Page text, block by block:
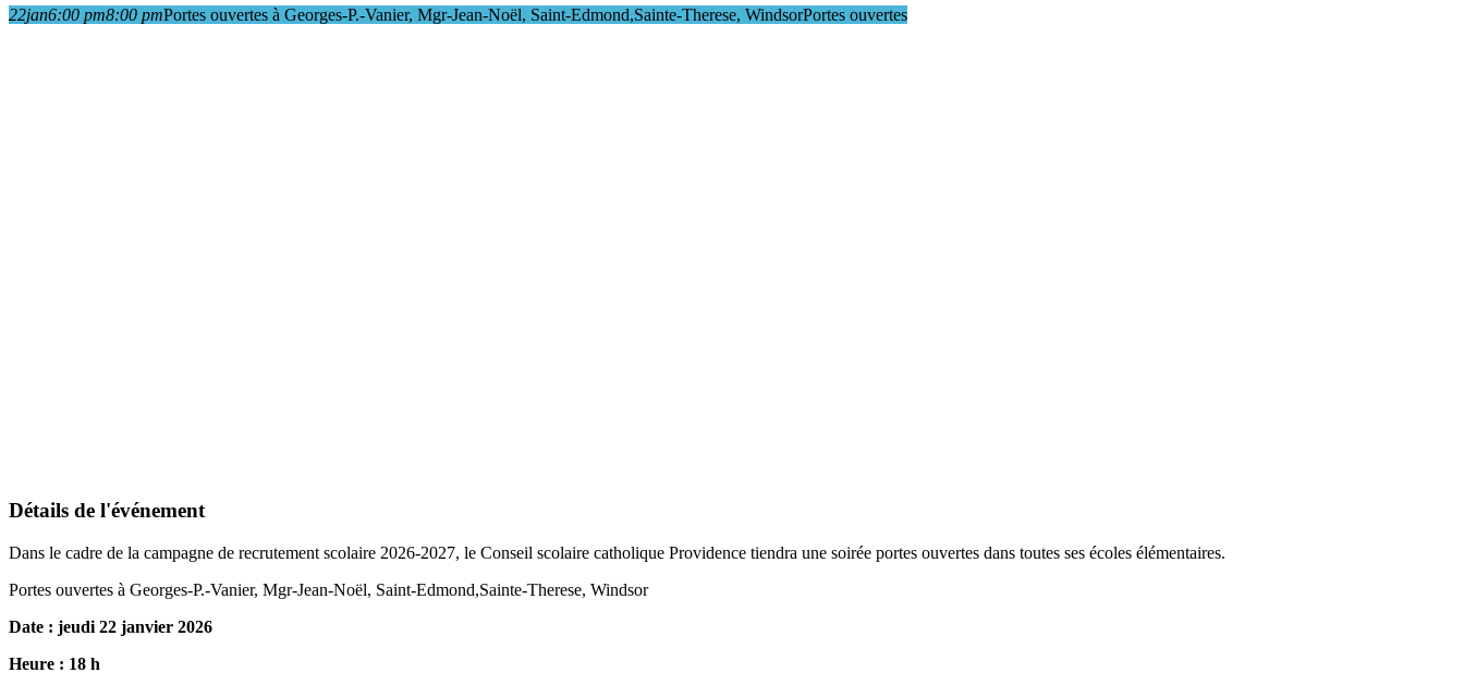
22jan6:00 pm8:00 pmPortes ouvertes à Georges-P.-Vanier, Mgr-Jean-Noël, Saint-Edmond,Sainte-Therese, WindsorPortes ouvertes
Détails de l'événement
Dans le cadre de la campagne de recrutement scolaire 2026-2027, le Conseil scolaire catholique Providence tiendra une soirée portes ouvertes dans toutes ses écoles élémentaires.
Portes ouvertes à Georges-P.-Vanier, Mgr-Jean-Noël, Saint-Edmond,Sainte-Therese, Windsor
Date : jeudi 22 janvier 2026
Heure : 18 h